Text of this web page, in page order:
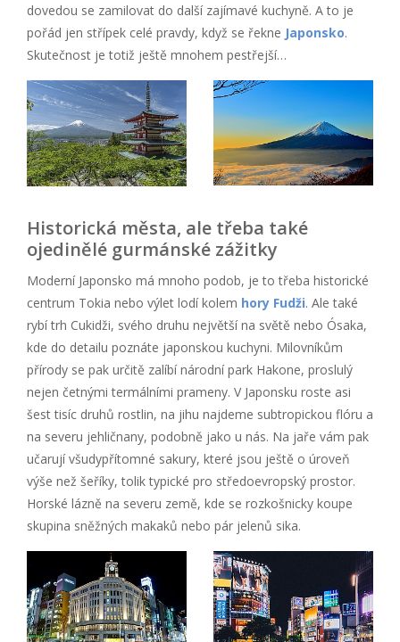
dovedou se zamilovat do další zajímavé kuchyně. A to je
pořád jen střípek celé pravdy, když se řekne Japonsko.
Skutečnost je totiž ještě mnohem pestřejší…
Historická města, ale třeba také
ojedinělé gurmánské zážitky
Moderní Japonsko má mnoho podob, je to třeba historické
centrum Tokia nebo výlet lodí kolem hory Fudži. Ale také
rybí trh Cukidži, svého druhu největší na světě nebo Ósaka,
kde do detailu poznáte japonskou kuchyni. Milovníkům
přírody se pak určitě zalíbí národní park Hakone, proslulý
nejen četnými termálními prameny. V Japonsku roste asi
šest tisíc druhů rostlin, na jihu najdeme subtropickou flóru a
na severu jehličnany, podobně jako u nás. Na jaře vám pak
učarují všudypřítomné sakury, které jsou ještě o úroveň
výše než šeříky, tolik typické pro středoevropský prostor.
Horské lázně na severu země, kde se rozkošnicky koupe
skupina sněžných makaků nebo pár jelenů sika.